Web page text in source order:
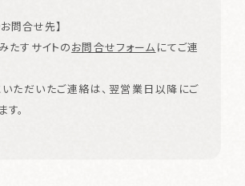
問合せ先】
たすサイトのお問合せフォーム にてご連
ただいたご連絡は、翌営業日以降にご
。